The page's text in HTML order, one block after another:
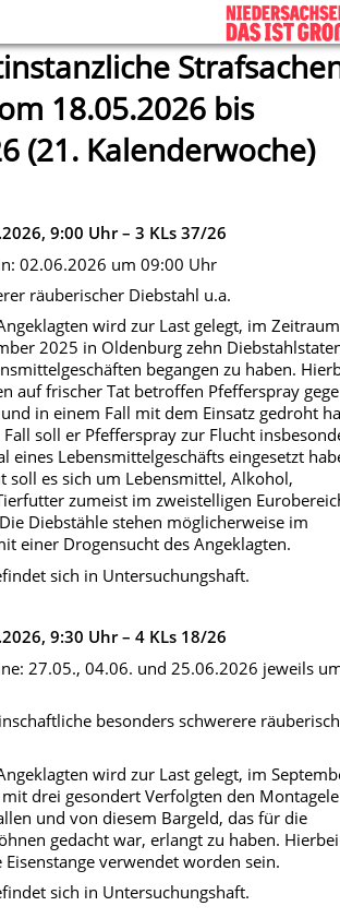
18.05.2026 bis
(21. Kalenderwoche)
9:00 Uhr – 3 KLs 37/26
02.06.2026 um 09:00 Uhr
räuberischer Diebstahl u.a.
wird zur Last gelegt, im Zeitraum
2025 in Oldenburg zehn
begangen zu haben.
auf frischer Tat betroffen Pfefferspray
in einem Fall mit dem Einsatz gedroht
soll er Pfefferspray zur Flucht
eines Lebensmittelgeschäfts eingesetzt
soll es sich um Lebensmittel, Alkohol,
zumeist im zweistelligen
Diebstähle stehen möglicherweise im
einer Drogensucht des Angeklagten.
sich in Untersuchungshaft.
9:30 Uhr – 4 KLs 18/26
27.05., 04.06. und 25.06.2026 jeweils
besonders schwerere
wird zur Last gelegt, im
drei gesondert Verfolgten den
und von diesem Bargeld, das für die
gedacht war, erlangt zu haben.
verwendet worden sein.
sich in Untersuchungshaft.